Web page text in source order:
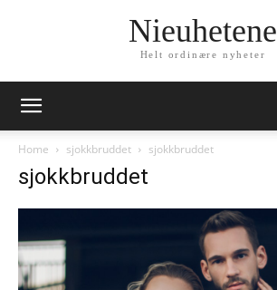
Nieuhetene
Helt ordinære nyheter
Home sjokkbruddet sjokkbruddet
sjokkbruddet